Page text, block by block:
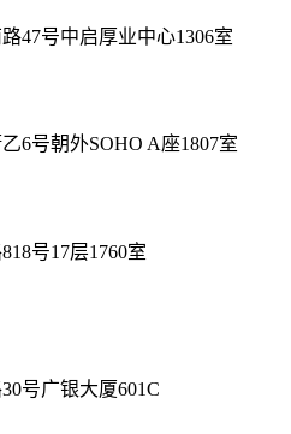
47号中启厚业中心1306室
6号朝外SOHO A座1807室
号17层1760室
号广银大厦601C